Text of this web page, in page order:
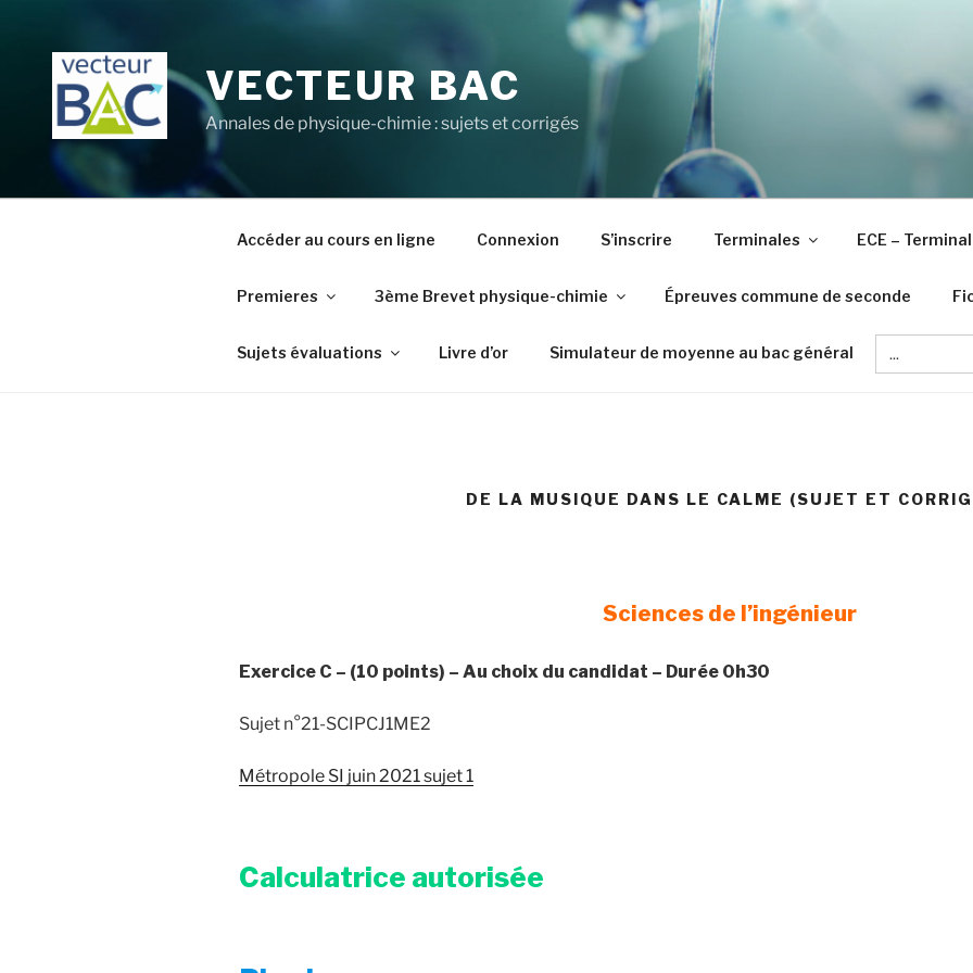
contenu
principal
VECTEUR BAC
Annales de physique-chimie : sujets et corrigés
Accéder au cours en ligne Connexion S’inscrire Terminales ECE –
Premieres 3ème Brevet physique-chimie Épreuves commune de seconde
Sujets évaluations Livre d’or Simulateur de moyenne au bac général
Search
for:
DE LA MUSIQUE DANS LE CALME (SUJET ET
Sciences de l’ingénieur
Exercice C – (10 points) – Au choix du candidat – Durée 0h30
Sujet n°21-SCIPCJ1ME2
Métropole SI juin 2021 sujet 1
Calculatrice autorisée